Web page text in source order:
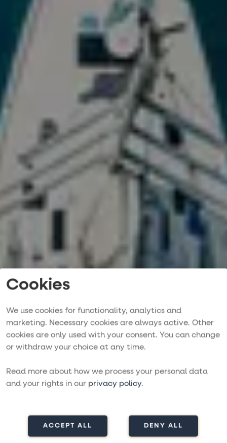
Cookies
We use cookies for functionality, analytics and
marketing. Necessary cookies are always active. Other
cookies are only used with your consent. You can change
or withdraw your choice at any time.
Read more about how we process your personal data
and your rights in our privacy policy.
ACCEPT ALL DENY ALL
Kontaktieren Sie
uns